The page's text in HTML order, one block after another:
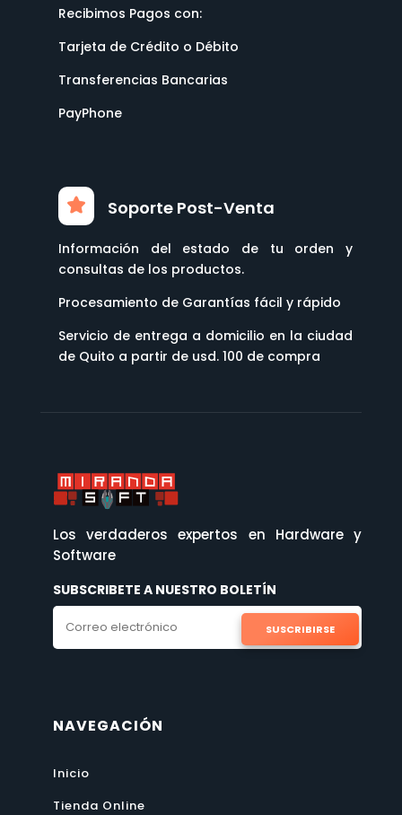
Recibimos Pagos con:
Tarjeta de Crédito o Débito
Transferencias Bancarias
PayPhone
Soporte Post-Venta
Información del estado de tu orden y
consultas de los productos.
Procesamiento de Garantías fácil y rápido
Servicio de entrega a domicilio en la ciudad
de Quito a partir de usd. 100 de compra
Los verdaderos expertos en Hardware y
Software
SUBSCRIBETE A NUESTRO BOLETÍN
SUSCRIBIRSE
NAVEGACIÓN
Inicio
Tienda Online